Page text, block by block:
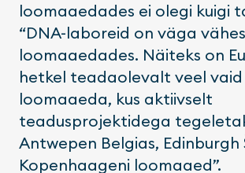
loomaaedades ei olegi kuigi
“DNA-laboreid on väga
loomaaedades. Näiteks on
hetkel teadaolevalt veel vaid
loomaaeda, kus aktiivselt
teadusprojektidega
Antwepen Belgias,
Kopenhaageni loomaaed”.